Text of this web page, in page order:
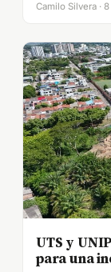
Camilo Silvera ·
UTS y
para una